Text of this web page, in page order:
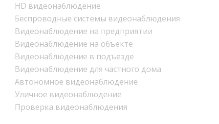
HD видеонаблюдение
Беспроводные системы видеонаблюдения
Видеонаблюдение на предприятии
Видеонаблюдение на объекте
Видеонаблюдение в подъезде
Видеонаблюдение для частного дома
Автономное видеонаблюдение
Уличное видеонаблюдение
Проверка видеонаблюдения